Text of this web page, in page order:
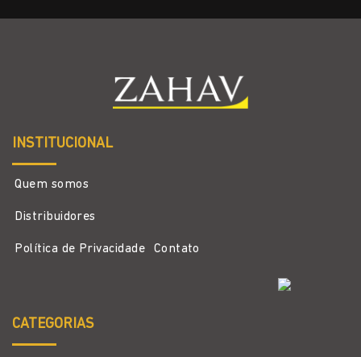
INSTITUCIONAL
Quem somos
Distribuidores
Política de Privacidade Contato
CATEGORIAS